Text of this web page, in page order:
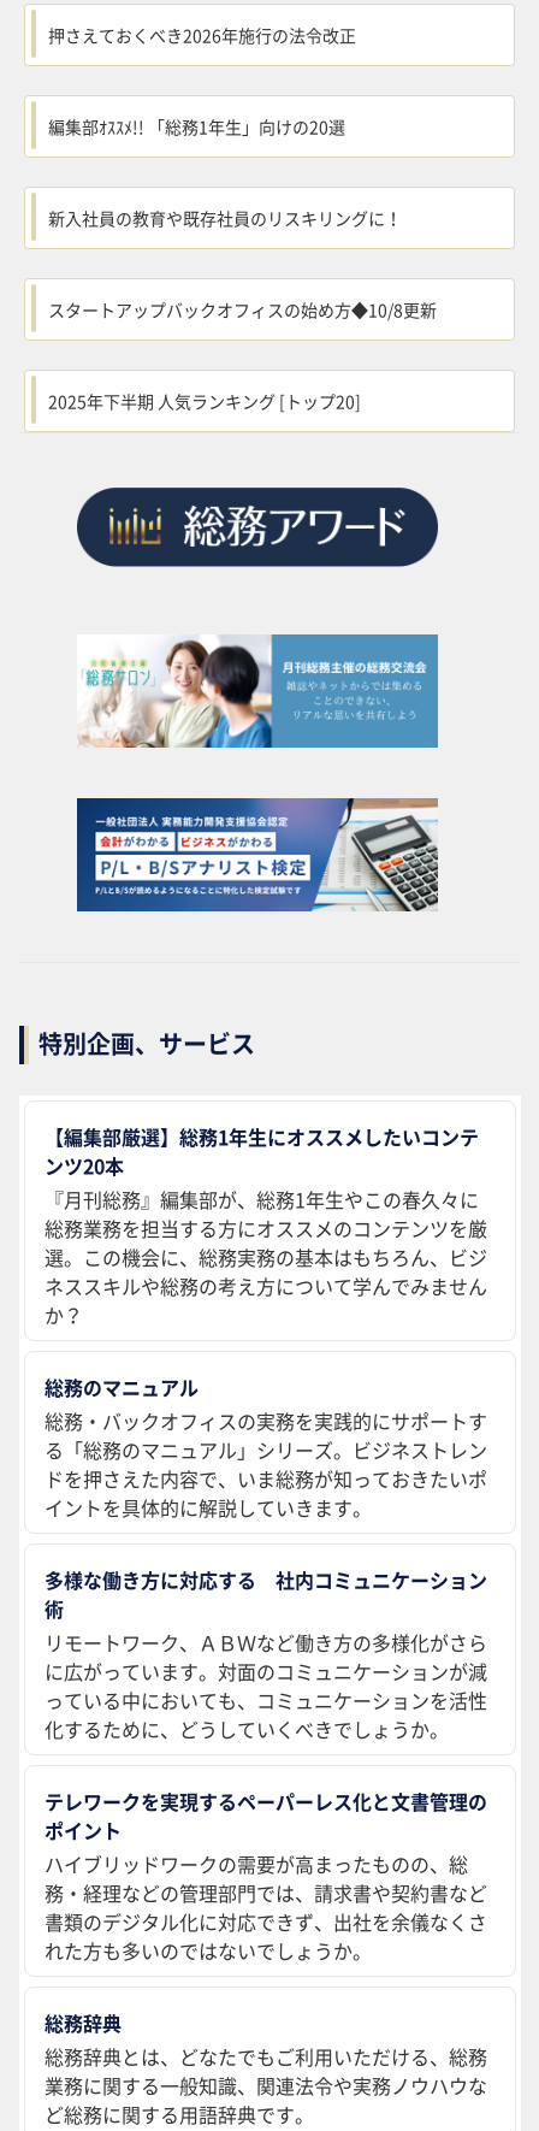
押さえておくべき2026年施行の法令改正
編集部ｵｽｽﾒ!! 「総務1年生」向けの20選
新入社員の教育や既存社員のリスキリングに！
スタートアップバックオフィスの始め方◆10/8更新
2025年下半期 人気ランキング [トップ20]
特別企画、サービス
【編集部厳選】総務1年生にオススメしたいコンテ
ンツ20本
『月刊総務』編集部が、総務1年生やこの春久々に
総務業務を担当する方にオススメのコンテンツを厳
選。この機会に、総務実務の基本はもちろん、ビジ
ネススキルや総務の考え方について学んでみません
か？
総務のマニュアル
総務・バックオフィスの実務を実践的にサポートす
る「総務のマニュアル」シリーズ。ビジネストレン
ドを押さえた内容で、いま総務が知っておきたいポ
イントを具体的に解説していきます。
多様な働き方に対応する 社内コミュニケーション
術
リモートワーク、ＡＢＷなど働き方の多様化がさら
に広がっています。対面のコミュニケーションが減
っている中においても、コミュニケーションを活性
化するために、どうしていくべきでしょうか。
テレワークを実現するペーパーレス化と文書管理の
ポイント
ハイブリッドワークの需要が高まったものの、総
務・経理などの管理部門では、請求書や契約書など
書類のデジタル化に対応できず、出社を余儀なくさ
れた方も多いのではないでしょうか。
総務辞典
総務辞典とは、どなたでもご利用いただける、総務
業務に関する一般知識、関連法令や実務ノウハウな
ど総務に関する用語辞典です。